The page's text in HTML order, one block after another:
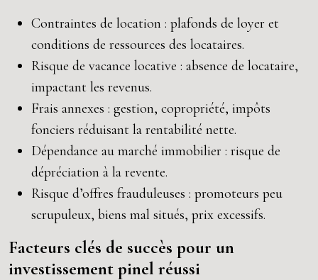
Contraintes de location : plafonds de loyer et
conditions de ressources des locataires.
Risque de vacance locative : absence de locataire,
impactant les revenus.
Frais annexes : gestion, copropriété, impôts
fonciers réduisant la rentabilité nette.
Dépendance au marché immobilier : risque de
dépréciation à la revente.
Risque d’offres frauduleuses : promoteurs peu
scrupuleux, biens mal situés, prix excessifs.
Facteurs clés de succès pour un
investissement pinel réussi